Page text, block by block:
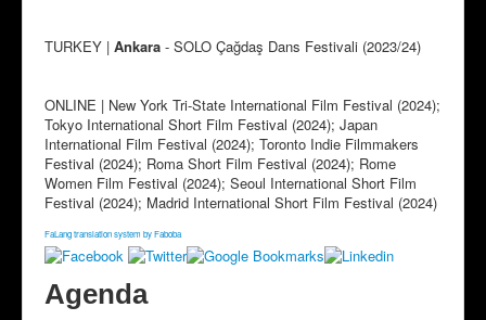
TURKEY | Ankara - SOLO Çağdaş Dans Festivali (2023/24)
ONLINE | New York Tri-State International Film Festival (2024);
Tokyo International Short Film Festival (2024); Japan
International Film Festival (2024); Toronto Indie Filmmakers
Festival (2024); Roma Short Film Festival (2024); Rome
Women Film Festival (2024); Seoul International Short Film
Festival (2024); Madrid International Short Film Festival (2024)
FaLang translation system by Faboba
Agenda